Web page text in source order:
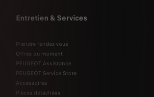
Entretien & Services
Prendre rendez-vous
Offres du moment
PEUGEOT Assistance
PEUGEOT Service Store
Accessoires
Pièces détachées